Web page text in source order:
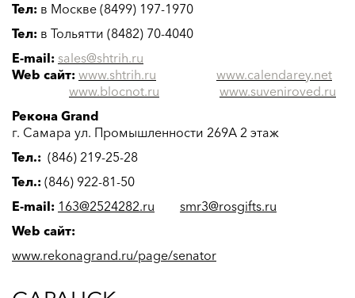
Тел: в Москве (8499) 197-1970
Тел: в Тольятти (8482) 70-4040
E-mail: sales@shtrih.ru
Web сайт: www.shtrih.ru
www.calendarey.net
www.blocnot.ru
www.suveniroved.ru
Рекона Grand
г. Самара ул. Промышленности 269А 2 этаж
Тел.: (846) 219-25-28
Тел.: (846) 922-81-50
E-mail: 163@2524282.ru
smr3@rosgifts.ru
Web сайт:
www.rekonagrand.ru/page/senator